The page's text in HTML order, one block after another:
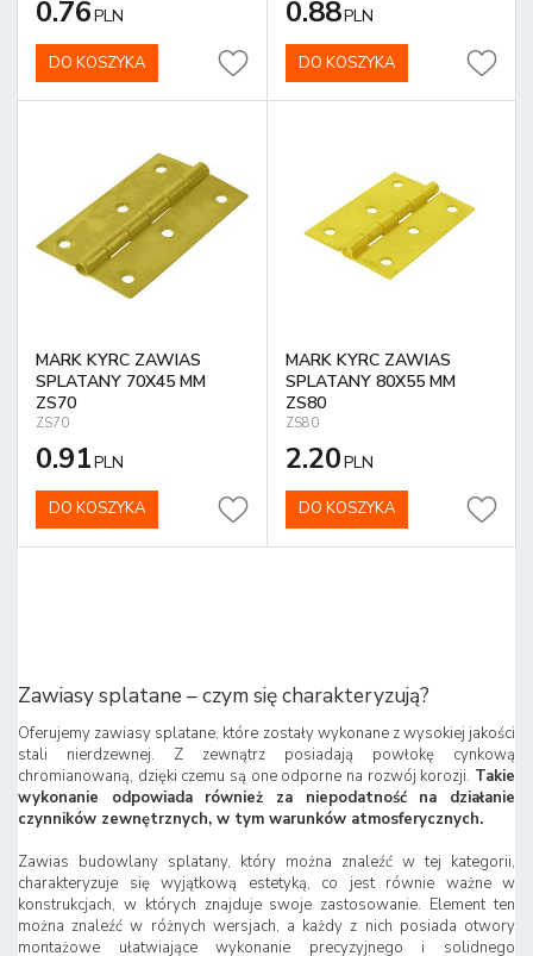
0.76PLN
DO KOSZYKA
0.88PLN
DO KOSZYKA
MARK KYRC ZAWIAS
SPLATANY 70X45 MM
ZS70
ZS70
0.91PLN
DO KOSZYKA
MARK KYRC ZAWIAS
SPLATANY 80X55 MM
ZS80
ZS80
2.20PLN
DO KOSZYKA
Zawiasy splatane – czym się charakteryzują?
Oferujemy zawiasy splatane, które zostały wykonane z wysokiej jakości
stali nierdzewnej. Z zewnątrz posiadają powłokę cynkową
chromianowaną, dzięki czemu są one odporne na rozwój korozji. Takie
wykonanie odpowiada również za niepodatność na działanie
czynników zewnętrznych, w tym warunków atmosferycznych.
Zawias budowlany splatany, który można znaleźć w tej kategorii,
charakteryzuje się wyjątkową estetyką, co jest równie ważne w
konstrukcjach, w których znajduje swoje zastosowanie. Element ten
można znaleźć w różnych wersjach, a każdy z nich posiada otwory
montażowe ułatwiające wykonanie precyzyjnego i solidnego